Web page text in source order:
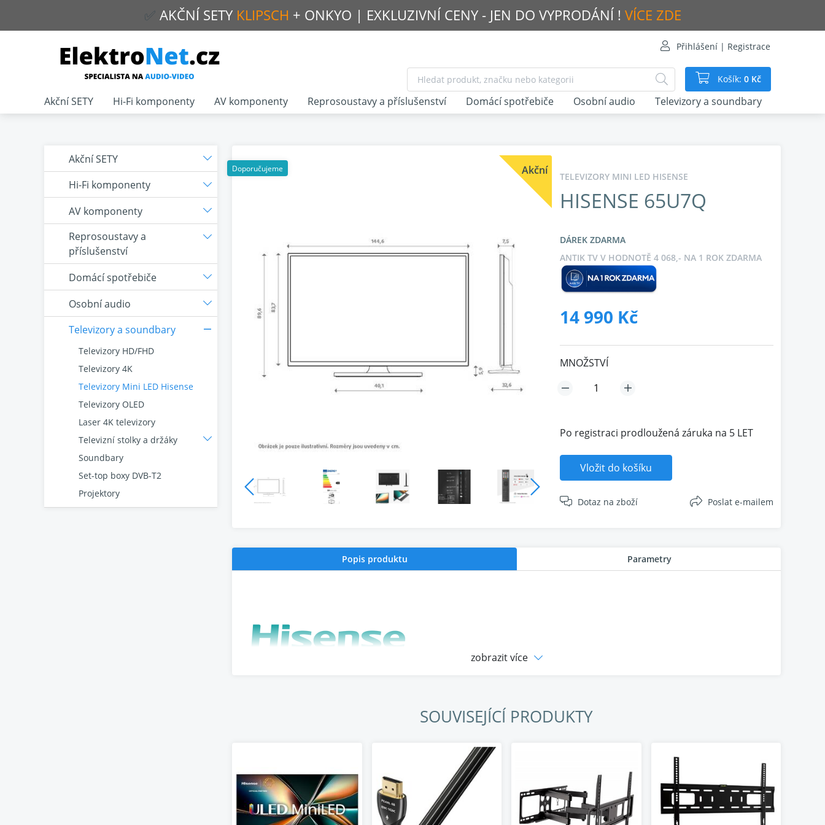
✅ AKČNÍ SETY KLIPSCH + ONKYO | EXKLUZIVNÍ CENY - JEN DO VYPRODÁNÍ ! VÍCE ZDE
Přihlášení | Registrace
Košík: 0 Kč
TELEVIZORY MINI LED HISENSE
HISENSE 65U7Q
DÁREK ZDARMA
ANTIK TV V HODNOTĚ 4 068,- NA 1 ROK ZDARMA
14 990 Kč
MNOŽSTVÍ
Po registraci prodloužená záruka na 5 LET
Vložit do košíku
Dotaz na zboží Poslat e-mailem
Akční
Doporučujeme
Popis produktu Parametry
zobrazit více
SOUVISEJÍCÍ PRODUKTY
Akční SETY
Hi-Fi komponenty
AV komponenty
Reprosoustavy a
příslušenství
Domácí spotřebiče
Osobní audio
Televizory a soundbary
Televizory HD/FHD
Televizory 4K
Televizory Mini LED Hisense
Televizory OLED
Laser 4K televizory
Televizní stolky a držáky
Soundbary
Set-top boxy DVB-T2
Projektory
Akční SETY Hi-Fi komponenty AV komponenty Reprosoustavy a příslušenství Domácí spotřebiče Osobní audio Televizory a soundbary